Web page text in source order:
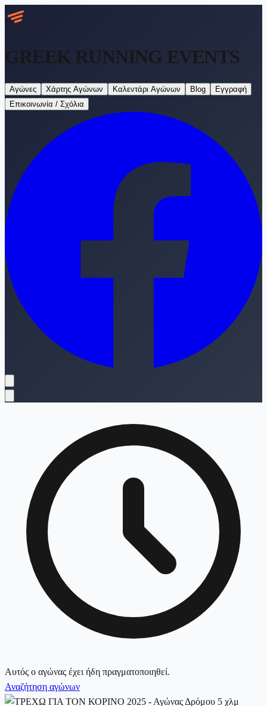
GREEK RUNNING EVENTS
Αγώνες Χάρτης Αγώνων Καλεντάρι Αγώνων Blog
Εγγραφή
Επικοινωνία / Σχόλια
Αυτός ο αγώνας έχει ήδη πραγματοποιηθεί.
Αναζήτηση αγώνων